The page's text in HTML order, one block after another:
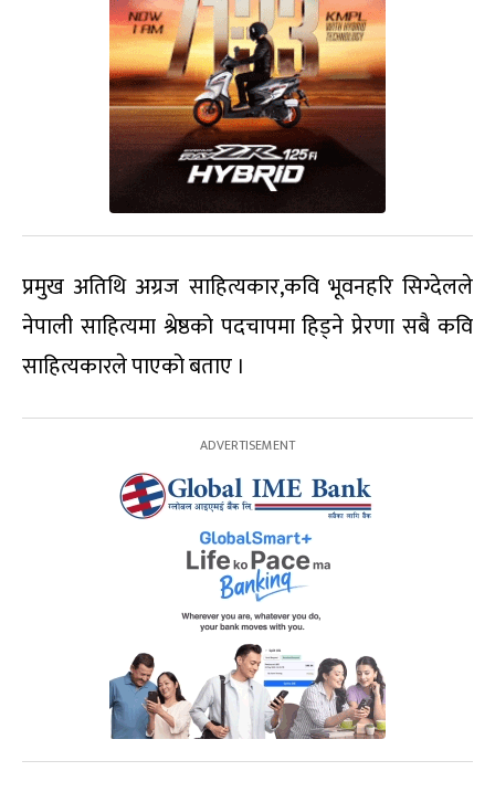
प्रमुख अतिथि अग्रज साहित्यकार,कवि भूवनहरि सिग्देलले
नेपाली साहित्यमा श्रेष्ठको पदचापमा हिड्ने प्रेरणा सबै कवि
साहित्यकारले पाएको बताए ।